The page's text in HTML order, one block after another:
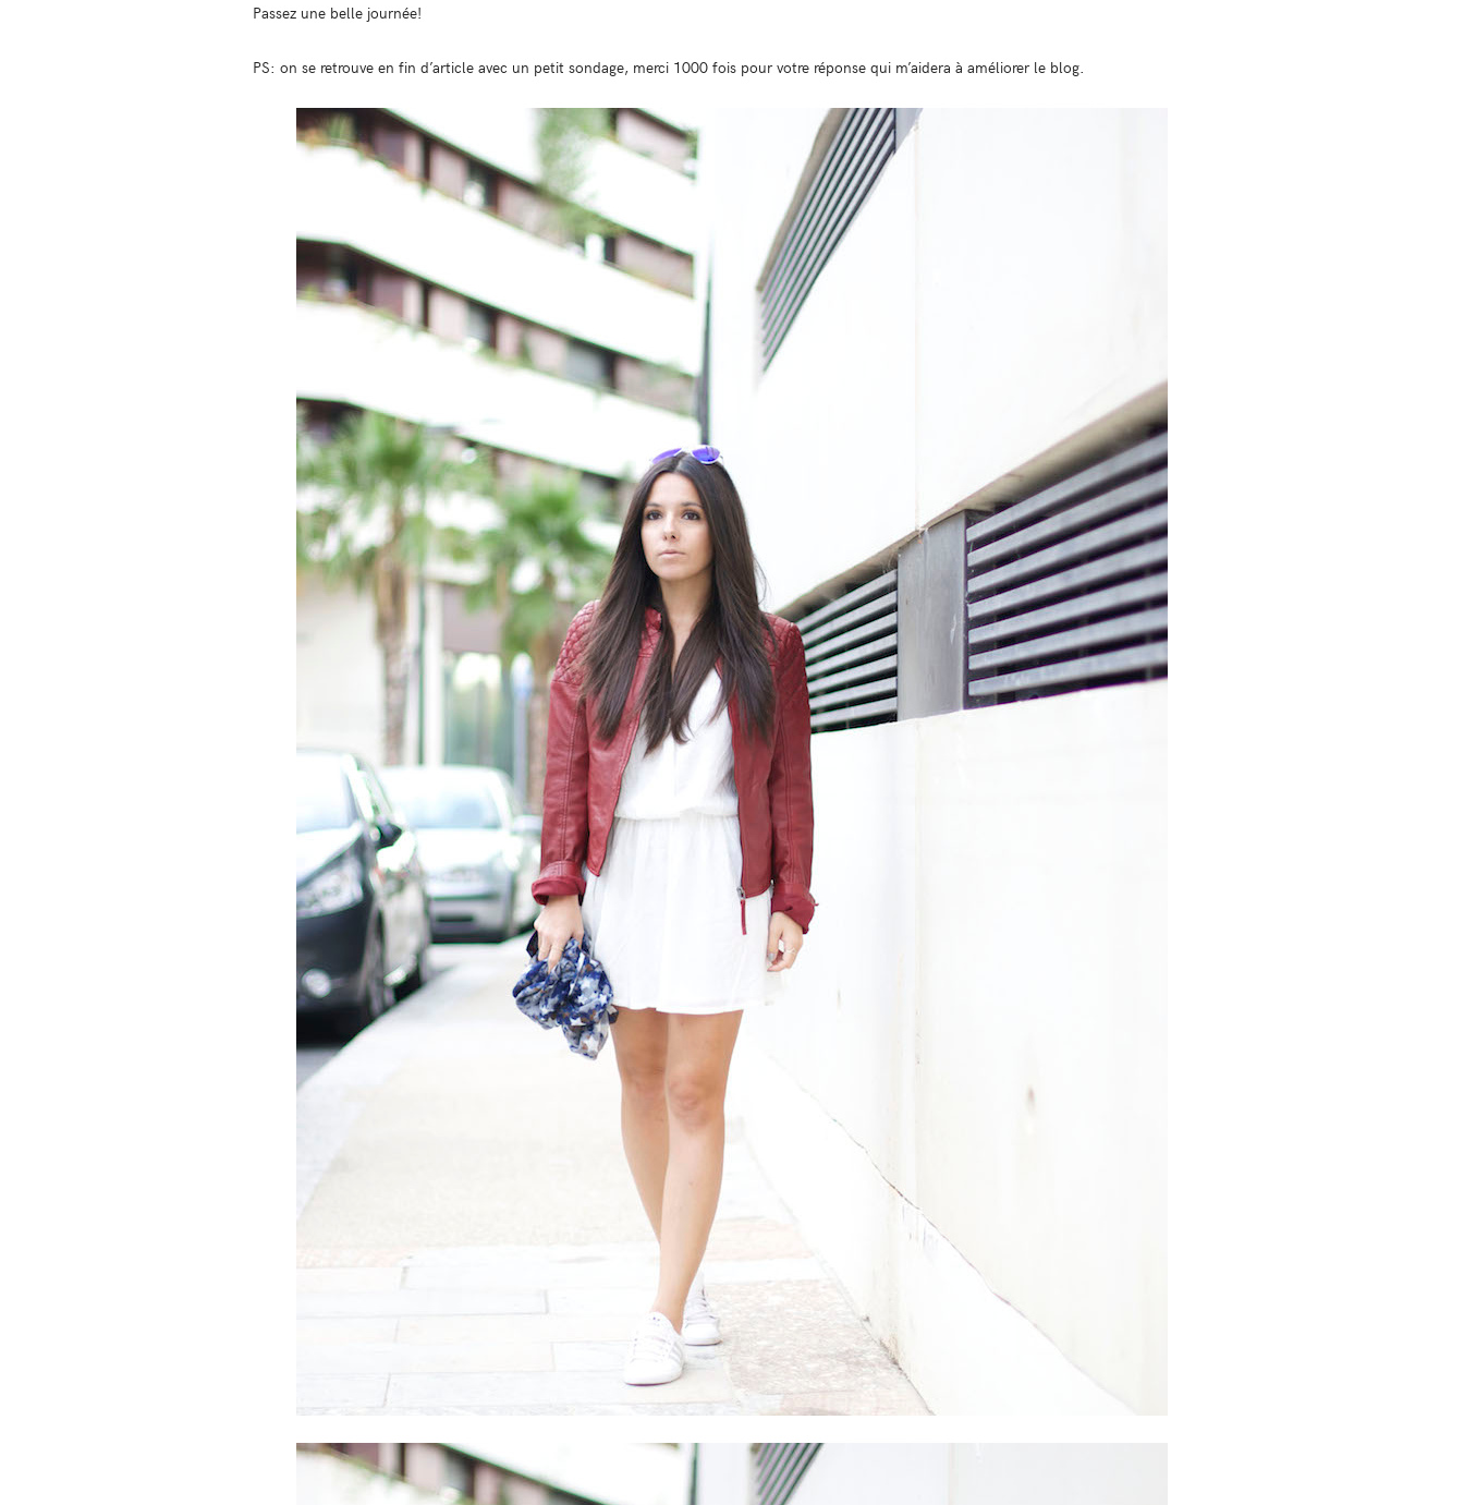
Passez une belle journée!
PS: on se retrouve en fin d’article avec un petit sondage, merci 1000 fois pour votre réponse qui m’aidera à améliorer le blog.